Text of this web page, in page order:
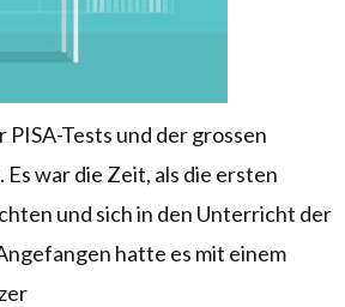
PISA-Tests und der grossen
war die Zeit, als die ersten
und sich in den Unterricht der
hatte es mit einem